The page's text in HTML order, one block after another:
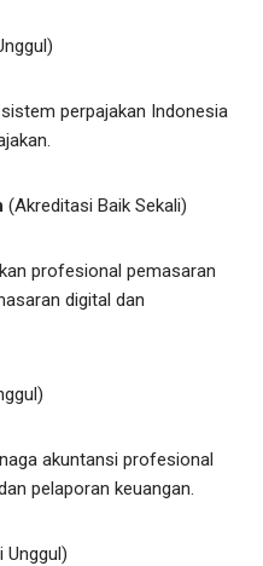
perpajakan Indonesia
(Akreditasi Baik Sekali)
profesional pemasaran
digital dan
akuntansi profesional
pelaporan keuangan.
Unggul)